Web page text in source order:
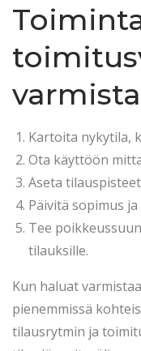
Kartoita nykytila,
Ota käyttöön
Aseta
Päivitä sopimus
Tee
tilauksille.
Kun haluat
pienemmissä
tilausrytmin ja